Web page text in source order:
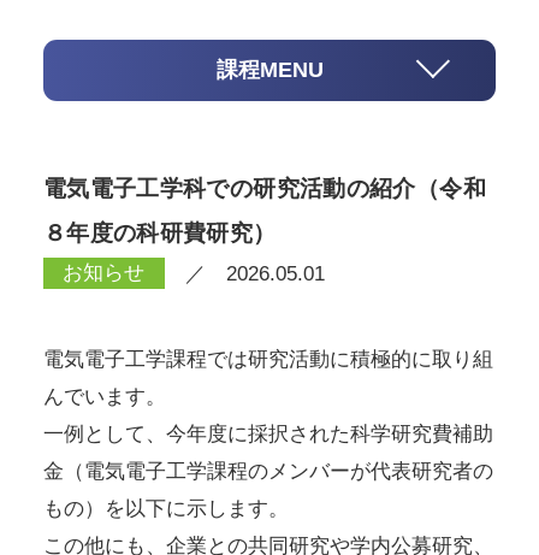
課程MENU
電気電子工学科での研究活動の紹介（令和
８年度の科研費研究）
お知らせ ／ 2026.05.01
電気電子工学課程では研究活動に積極的に取り組
んでいます。
一例として、今年度に採択された科学研究費補助
金（電気電子工学課程のメンバーが代表研究者の
もの）を以下に示します。
この他にも、企業との共同研究や学内公募研究、